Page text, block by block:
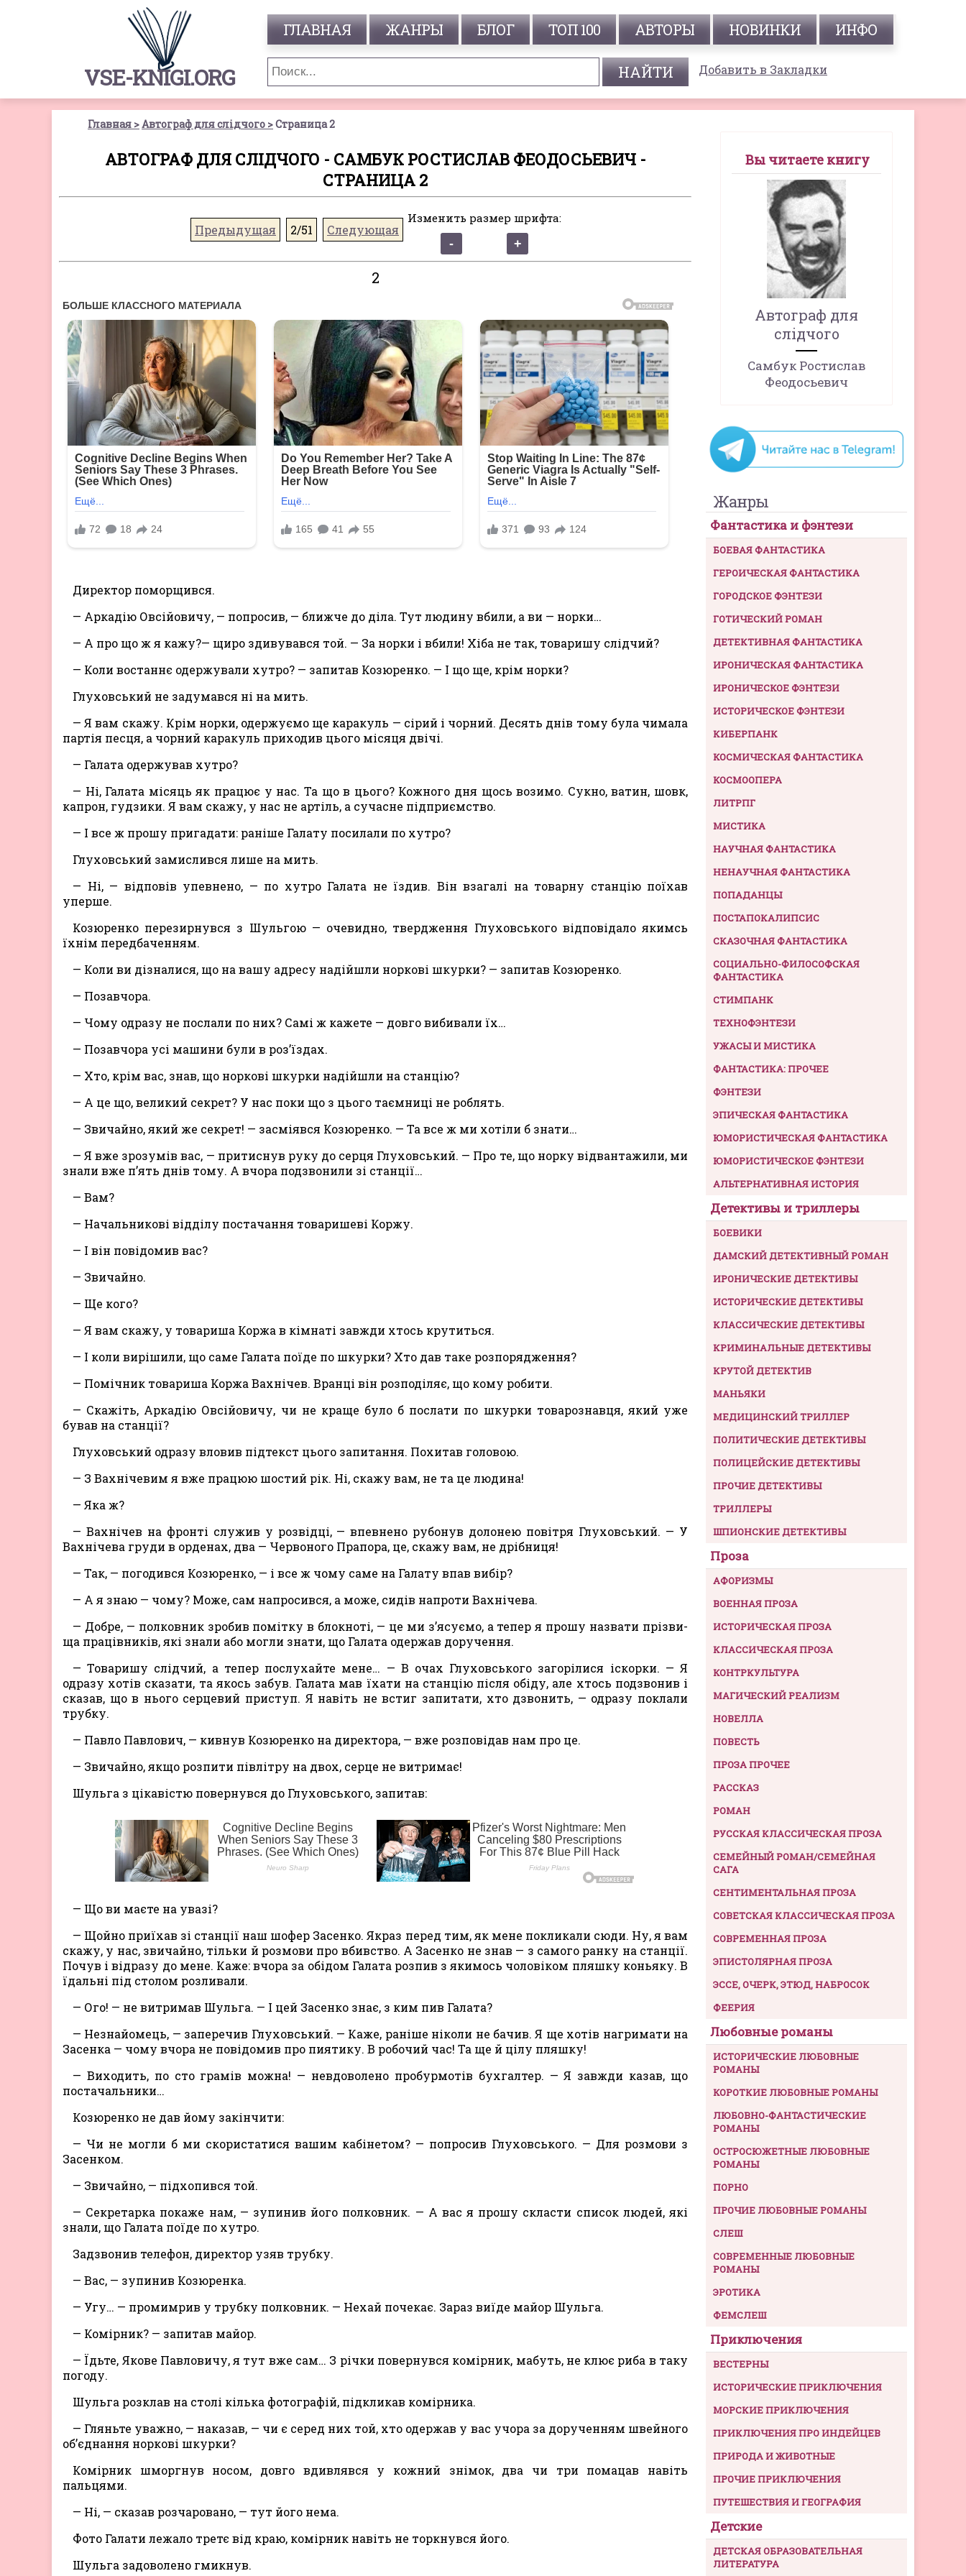
VSE-KNIGI.ORG
ГЛАВНАЯ ЖАНРЫ БЛОГ ТОП 100 АВТОРЫ НОВИНКИ ИНФО
Добавить в Закладки
Главная Автограф для слідчого Страница 2
АВТОГРАФ ДЛЯ СЛІДЧОГО - САМБУК РОСТИСЛАВ ФЕОДОСЬЕВИЧ -
СТРАНИЦА 2
Предыдущая 2/51 Следующая
Изменить размер шрифта:
2
Директор поморщився.
— Аркадію Овсійовичу, — попросив, — ближче до діла. Тут людину вбили, а ви — норки…
— А про що ж я кажу?— щиро здивувався той. — За норки і вбили! Хіба не так, товаришу слідчий?
— Коли востаннє одержували хутро? — запитав Козюренко. — І що ще, крім норки?
Глуховський не задумався ні на мить.
— Я вам скажу. Крім норки, одержуємо ще кара­куль — сірий і чорний. Десять днів тому була чимала
партія песця, а чорний каракуль приходив цього мі­сяця двічі.
— Галата одержував хутро?
— Ні, Галата місяць як працює у нас. Та що в цього? Кожного дня щось возимо. Сукно, ватин, шовк,
капрон, гудзики. Я вам скажу, у нас не артіль, а сучасне підприємство.
— І все ж прошу пригадати: раніше Галату поси­лали по хутро?
Глуховський замислився лише на мить.
— Ні, — відповів упевнено, — по хутро Галата не їздив. Він взагалі на товарну станцію поїхав
уперше.
Козюренко перезирнувся з Шульгою — очевидно, твердження Глуховського відповідало якимсь
їхнім передбаченням.
— Коли ви дізналися, що на вашу адресу надій­шли норкові шкурки? — запитав Козюренко.
— Позавчора.
— Чому одразу не послали по них? Самі ж каже­те — довго вибивали їх…
— Позавчора усі машини були в роз’їздах.
— Хто, крім вас, знав, що норкові шкурки наді­йшли на станцію?
— А це що, великий секрет? У нас поки що з цього таємниці не роблять.
— Звичайно, який же секрет! — засміявся Козю­ренко. — Та все ж ми хотіли б знати…
— Я вже зрозумів вас, — притиснув руку до серця Глуховський. — Про те, що норку відвантажили, ми
знали вже п’ять днів тому. А вчора подзвонили зі станції…
— Вам?
— Начальникові відділу постачання товаришеві Коржу.
— І він повідомив вас?
— Звичайно.
— Ще кого?
— Я вам скажу, у товариша Коржа в кімнаті завжди хтось крутиться.
— І коли вирішили, що саме Галата поїде по шкурки? Хто дав таке розпорядження?
— Помічник товариша Коржа Вахнічев. Вранці він розподіляє, що кому робити.
— Скажіть, Аркадію Овсійовичу, чи не краще було б послати по шкурки товарознавця, який уже
бував на станції?
Глуховський одразу вловив підтекст цього запи­тання. Похитав головою.
— З Вахнічевим я вже працюю шостий рік. Ні, скажу вам, не та це людина!
— Яка ж?
— Вахнічев на фронті служив у розвідці, — впев­нено рубонув долонею повітря Глуховський. — У
Вахнічева груди в орденах, два — Червоного Прапора, це, скажу вам, не дрібниця!
— Так, — погодився Козюренко, — і все ж чому саме на Галату впав вибір?
— А я знаю — чому? Може, сам напросився, а може, сидів напроти Вахнічева.
— Добре, — полковник зробив помітку в блокно­ті, — це ми з’ясуємо, а тепер я прошу назвати прізви­
ща працівників, які знали або могли знати, що Га­лата одержав доручення.
— Товаришу слідчий, а тепер послухайте ме­не… — В очах Глуховського загорілися іскорки. — Я
одразу хотів сказати, та якось забув. Галата мав їхати на станцію після обіду, але хтось подзвонив і
сказав, що в нього серцевий приступ. Я навіть не встиг запитати, хто дзвонить, — одразу поклали
трубку.
— Павло Павлович, — кивнув Козюренко на ди­ректора, — вже розповідав нам про це.
— Звичайно, якщо розпити півлітру на двох, серце не витримає!
Шульга з цікавістю повернувся до Глуховського, запитав:
— Що ви маєте на увазі?
— Щойно приїхав зі станції наш шофер Засенко. Якраз перед тим, як мене покликали сюди. Ну, я вам
скажу, у нас, звичайно, тільки й розмови про вбив­ство. А Засенко не знав — з самого ранку на станції.
Почув і відразу до мене. Каже: вчора за обідом Галата розпив з якимось чоловіком пляшку коньяку. В
їдальні під столом розливали.
— Ого! — не витримав Шульга. — І цей Засенко знає, з ким пив Галата?
— Незнайомець, — заперечив Глуховський. — Ка­же, раніше ніколи не бачив. Я ще хотів нагримати на
Засенка — чому вчора не повідомив про пиятику. В робочий час! Та ще й цілу пляшку!
— Виходить, по сто грамів можна! — невдоволено пробурмотів бухгалтер. — Я завжди казав, що
поста­чальники…
Козюренко не дав йому закінчити:
— Чи не могли б ми скористатися вашим кабіне­том? — попросив Глуховського. — Для розмови з
Засенком.
— Звичайно, — підхопився той.
— Секретарка покаже нам, — зупинив його пол­ковник. — А вас я прошу скласти список людей, які
знали, що Галата поїде по хутро.
Задзвонив телефон, директор узяв трубку.
— Вас, — зупинив Козюренка.
— Угу… — промимрив у трубку полковник. — Не­хай почекає. Зараз виїде майор Шульга.
— Комірник? — запитав майор.
— Їдьте, Якове Павловичу, я тут вже сам… З річ­ки повернувся комірник, мабуть, не клює риба в таку
погоду.
Шульга розклав на столі кілька фотографій, під­кликав комірника.
— Гляньте уважно, — наказав, — чи є серед них той, хто одержав у вас учора за дорученням швейного
об’єднання норкові шкурки?
Комірник шморгнув носом, довго вдивлявся у кож­ний знімок, два чи три помацав навіть
пальцями.
— Ні, — сказав розчаровано, — тут його нема.
Фото Галати лежало третє від краю, комірник на­віть не торкнувся його.
Шульга задоволено гмикнув.
Вы читаете книгу
Автограф для
слідчого
Самбук Ростислав
Феодосьевич
Жанры
Фантастика и фэнтези
БОЕВАЯ ФАНТАСТИКА
ГЕРОИЧЕСКАЯ ФАНТАСТИКА
ГОРОДСКОЕ ФЭНТЕЗИ
ГОТИЧЕСКИЙ РОМАН
ДЕТЕКТИВНАЯ ФАНТАСТИКА
ИРОНИЧЕСКАЯ ФАНТАСТИКА
ИРОНИЧЕСКОЕ ФЭНТЕЗИ
ИСТОРИЧЕСКОЕ ФЭНТЕЗИ
КИБЕРПАНК
КОСМИЧЕСКАЯ ФАНТАСТИКА
КОСМООПЕРА
ЛИТРПГ
МИСТИКА
НАУЧНАЯ ФАНТАСТИКА
НЕНАУЧНАЯ ФАНТАСТИКА
ПОПАДАНЦЫ
ПОСТАПОКАЛИПСИС
СКАЗОЧНАЯ ФАНТАСТИКА
СОЦИАЛЬНО-ФИЛОСОФСКАЯ
ФАНТАСТИКА
СТИМПАНК
ТЕХНОФЭНТЕЗИ
УЖАСЫ И МИСТИКА
ФАНТАСТИКА: ПРОЧЕЕ
ФЭНТЕЗИ
ЭПИЧЕСКАЯ ФАНТАСТИКА
ЮМОРИСТИЧЕСКАЯ ФАНТАСТИКА
ЮМОРИСТИЧЕСКОЕ ФЭНТЕЗИ
АЛЬТЕРНАТИВНАЯ ИСТОРИЯ
Детективы и триллеры
БОЕВИКИ
ДАМСКИЙ ДЕТЕКТИВНЫЙ РОМАН
ИРОНИЧЕСКИЕ ДЕТЕКТИВЫ
ИСТОРИЧЕСКИЕ ДЕТЕКТИВЫ
КЛАССИЧЕСКИЕ ДЕТЕКТИВЫ
КРИМИНАЛЬНЫЕ ДЕТЕКТИВЫ
КРУТОЙ ДЕТЕКТИВ
МАНЬЯКИ
МЕДИЦИНСКИЙ ТРИЛЛЕР
ПОЛИТИЧЕСКИЕ ДЕТЕКТИВЫ
ПОЛИЦЕЙСКИЕ ДЕТЕКТИВЫ
ПРОЧИЕ ДЕТЕКТИВЫ
ТРИЛЛЕРЫ
ШПИОНСКИЕ ДЕТЕКТИВЫ
Проза
АФОРИЗМЫ
ВОЕННАЯ ПРОЗА
ИСТОРИЧЕСКАЯ ПРОЗА
КЛАССИЧЕСКАЯ ПРОЗА
КОНТРКУЛЬТУРА
МАГИЧЕСКИЙ РЕАЛИЗМ
НОВЕЛЛА
ПОВЕСТЬ
ПРОЗА ПРОЧЕЕ
РАССКАЗ
РОМАН
РУССКАЯ КЛАССИЧЕСКАЯ ПРОЗА
СЕМЕЙНЫЙ РОМАН/СЕМЕЙНАЯ
САГА
СЕНТИМЕНТАЛЬНАЯ ПРОЗА
СОВЕТСКАЯ КЛАССИЧЕСКАЯ ПРОЗА
СОВРЕМЕННАЯ ПРОЗА
ЭПИСТОЛЯРНАЯ ПРОЗА
ЭССЕ, ОЧЕРК, ЭТЮД, НАБРОСОК
ФЕЕРИЯ
Любовные романы
ИСТОРИЧЕСКИЕ ЛЮБОВНЫЕ
РОМАНЫ
КОРОТКИЕ ЛЮБОВНЫЕ РОМАНЫ
ЛЮБОВНО-ФАНТАСТИЧЕСКИЕ
РОМАНЫ
ОСТРОСЮЖЕТНЫЕ ЛЮБОВНЫЕ
РОМАНЫ
ПОРНО
ПРОЧИЕ ЛЮБОВНЫЕ РОМАНЫ
СЛЕШ
СОВРЕМЕННЫЕ ЛЮБОВНЫЕ
РОМАНЫ
ЭРОТИКА
ФЕМСЛЕШ
Приключения
ВЕСТЕРНЫ
ИСТОРИЧЕСКИЕ ПРИКЛЮЧЕНИЯ
МОРСКИЕ ПРИКЛЮЧЕНИЯ
ПРИКЛЮЧЕНИЯ ПРО ИНДЕЙЦЕВ
ПРИРОДА И ЖИВОТНЫЕ
ПРОЧИЕ ПРИКЛЮЧЕНИЯ
ПУТЕШЕСТВИЯ И ГЕОГРАФИЯ
Детские
ДЕТСКАЯ ОБРАЗОВАТЕЛЬНАЯ
ЛИТЕРАТУРА